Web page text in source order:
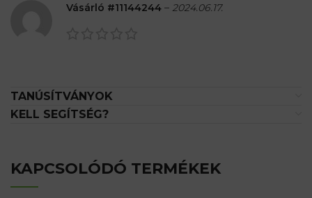
Vásárló #11144244 – 2024.06.17.
TANÚSÍTVÁNYOK
KELL SEGÍTSÉG?
KAPCSOLÓDÓ TERMÉKEK